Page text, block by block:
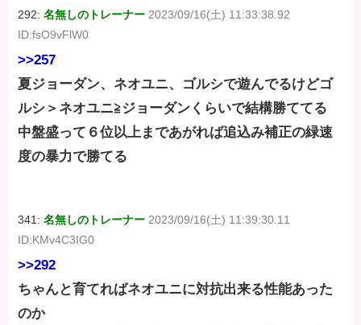
292:名無しのトレーナー 2023/09/16(土) 11:33:38.92
ID:fsO9vFlW0
>>257
夏ジョーダン、ネオユニ、ゴルシで遊んでるけどゴ
ルシ＞ネオユニ≧ジョーダンくらいで結構勝ててる
中盤盛って６位以上まであがれば追込み補正の緑速
度の暴力で勝てる
341:名無しのトレーナー 2023/09/16(土) 11:39:30.11
ID:KMv4C3IG0
>>292
ちゃんと育てればネオユニに対抗出来る性能あった
のか